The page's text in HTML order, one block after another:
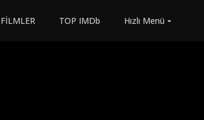
FİLMLER TOP IMDb Hızlı Menü